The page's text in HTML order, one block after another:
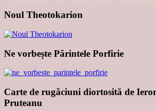
Noul Theotokarion
Ne vorbește Părintele Porfirie
Carte de rugăciuni diortosită de
Pruteanu